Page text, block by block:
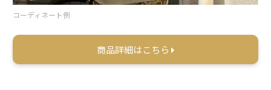
コーディネート例
商品詳細はこちら